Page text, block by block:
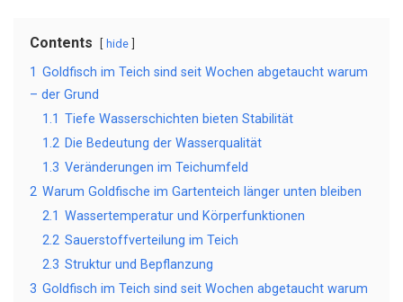
Contents hide
1 Goldfisch im Teich sind seit Wochen abgetaucht warum
– der Grund
1.1 Tiefe Wasserschichten bieten Stabilität
1.2 Die Bedeutung der Wasserqualität
1.3 Veränderungen im Teichumfeld
2 Warum Goldfische im Gartenteich länger unten bleiben
2.1 Wassertemperatur und Körperfunktionen
2.2 Sauerstoffverteilung im Teich
2.3 Struktur und Bepflanzung
3 Goldfisch im Teich sind seit Wochen abgetaucht warum